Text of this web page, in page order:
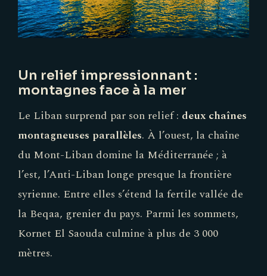
Un relief impressionnant :
montagnes face à la mer
Le Liban surprend par son relief : deux chaînes
montagneuses parallèles. À l’ouest, la chaîne
du Mont-Liban domine la Méditerranée ; à
l’est, l’Anti-Liban longe presque la frontière
syrienne. Entre elles s’étend la fertile vallée de
la Beqaa, grenier du pays. Parmi les sommets,
Kornet El Saouda culmine à plus de 3 000
mètres.